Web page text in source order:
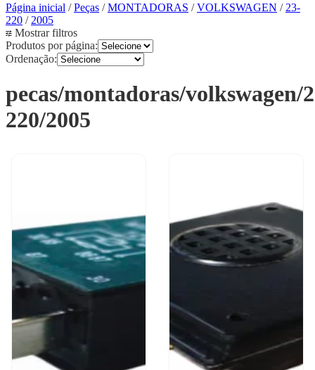
Página inicial /Peças /MONTADORAS /VOLKSWAGEN / 23-
220 / 2005
Mostrar filtros
Produtos por página:
Ordenação:
pecas/montadoras/volkswagen/
220/2005